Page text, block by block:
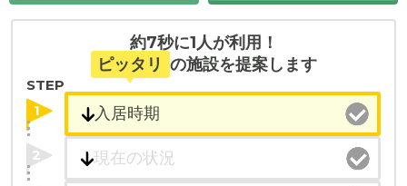
約7秒に1人が利用！
ピッタリ の施設を提案します
STEP
1
2